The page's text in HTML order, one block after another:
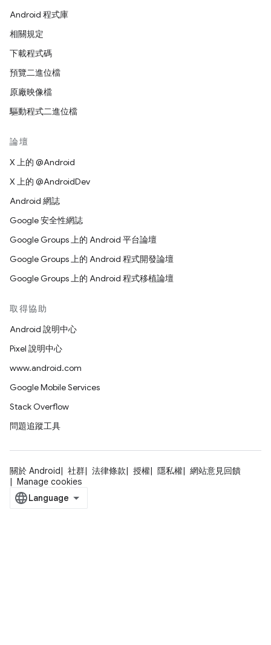
Android 程式庫
相關規定
下載程式碼
預覽二進位檔
原廠映像檔
驅動程式二進位檔
論壇
X 上的 @Android
X 上的 @AndroidDev
Android 網誌
Google 安全性網誌
Google Groups 上的 Android 平台論壇
Google Groups 上的 Android 程式開發論壇
Google Groups 上的 Android 程式移植論壇
取得協助
Android 說明中心
Pixel 說明中心
www.android.com
Google Mobile Services
Stack Overflow
問題追蹤工具
關於 Android 社群 法律條款 授權 隱私權
網站意見回饋
Manage cookies